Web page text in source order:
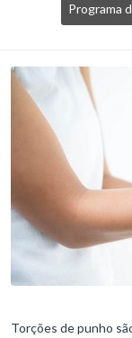
Programa
Torções de punho